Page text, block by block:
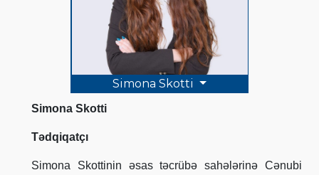
Simona Skotti
Simona Skotti
Tədqiqatçı
Simona Skottinin əsas təcrübə sahələrinə Cənubi